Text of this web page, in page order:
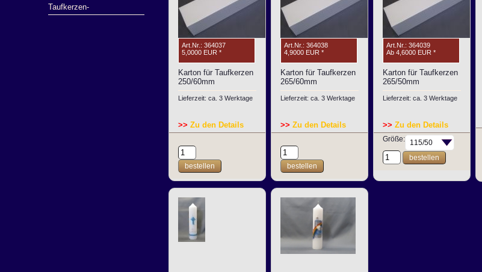
Taufkerzen-
Art.Nr.: 364037
5,0000 EUR *
Karton für Taufkerzen
250/60mm
Lieferzeit: ca. 3 Werktage
>> Zu den Details
bestellen
Art.Nr.: 364038
4,9000 EUR *
Karton für Taufkerzen
265/60mm
Lieferzeit: ca. 3 Werktage
>> Zu den Details
bestellen
Art.Nr.: 364039
Ab 4,6000 EUR *
Karton für Taufkerzen
265/50mm
Lieferzeit: ca. 3 Werktage
>> Zu den Details
Größe:
bestellen